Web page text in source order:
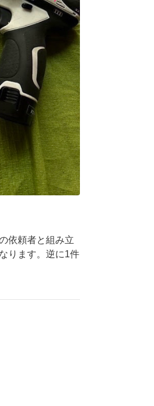
Next
依頼者と組み立
ります。逆に1件